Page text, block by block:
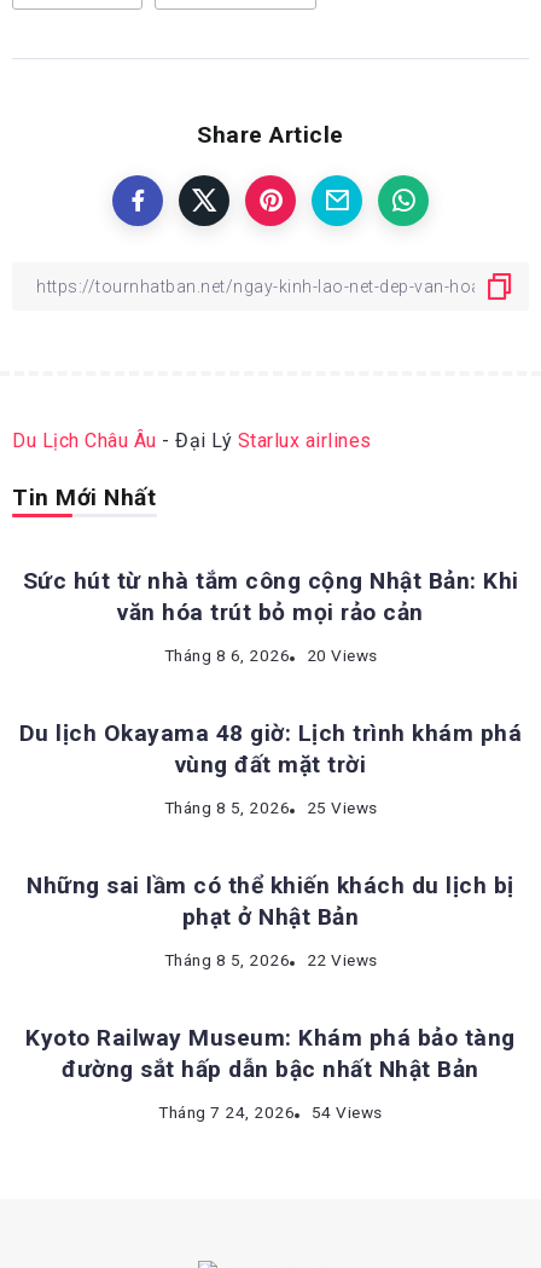
Share Article
Du Lịch Châu Âu - Đại Lý Starlux airlines
Tin Mới Nhất
Sức hút từ nhà tắm công cộng Nhật Bản: Khi
văn hóa trút bỏ mọi rảo cản
Tháng 8 6, 2026 20 Views
ĐỊA ĐIỂM DU LỊCH NHẬT BẢN
Du lịch Okayama 48 giờ: Lịch trình khám phá
vùng đất mặt trời
Tháng 8 5, 2026 25 Views
KINH NGHIỆM DU LỊCH NHẬT BẢN
Những sai lầm có thể khiến khách du lịch bị
phạt ở Nhật Bản
Tháng 8 5, 2026 22 Views
ĐỊA ĐIỂM DU LỊCH NHẬT BẢN
Kyoto Railway Museum: Khám phá bảo tàng
đường sắt hấp dẫn bậc nhất Nhật Bản
Tháng 7 24, 2026 54 Views